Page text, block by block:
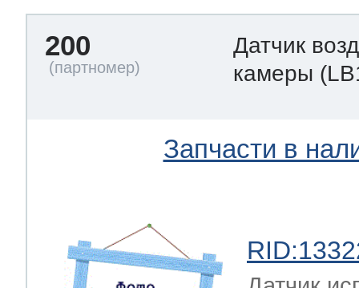
200
Датчик
камеры
Запчасти в